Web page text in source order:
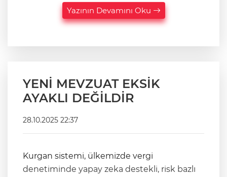
Yazının Devamını Oku
YENİ MEVZUAT EKSİK
AYAKLI DEĞİLDİR
28.10.2025 22:37
Kurgan sistemi, ülkemizde vergi
denetiminde yapay zeka destekli, risk bazlı